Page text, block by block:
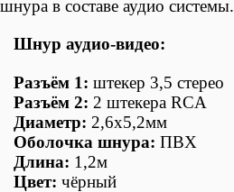
шнура в составе аудио системы.
Шнур аудио-видео:
Разъём 1: штекер 3,5 стерео
Разъём 2: 2 штекера RCA
Диаметр: 2,6х5,2мм
Оболочка шнура: ПВХ
Длина: 1,2м
Цвет: чёрный